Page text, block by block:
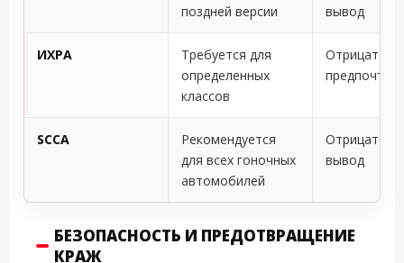
поздней версии
вывод
ИХРА
Требуется для
определенных
классов
SCCA
Рекомендуется
для всех гоночных
автомобилей
вывод
БЕЗОПАСНОСТЬ И ПРЕДОТВРАЩЕНИЕ
КРАЖ